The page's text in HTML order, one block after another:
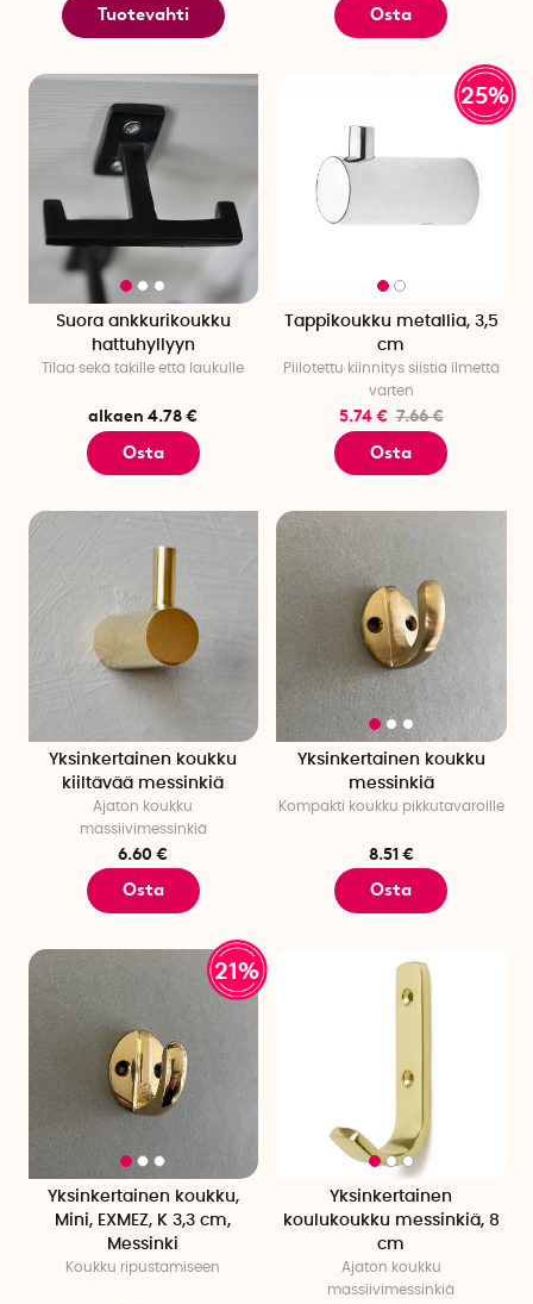
Tuotevahti Osta
Suora ankkurikoukku
hattuhyllyyn
Tilaa sekä takille että laukulle
alkaen 4.78 €
Osta
25%
Tappikoukku metallia, 3,5
cm
Piilotettu kiinnitys siistiä ilmettä
varten
5.74 € 7.66 €
Osta
Yksinkertainen koukku
kiiltävää messinkiä
Ajaton koukku
massiivimessinkiä
6.60 €
Osta
Yksinkertainen koukku
messinkiä
Kompakti koukku pikkutavaroille
8.51 €
Osta
21%
Yksinkertainen koukku,
Mini, EXMEZ, K 3,3 cm,
Messinki
Koukku ripustamiseen
Yksinkertainen
koulukoukku messinkiä, 8
cm
Ajaton koukku
massiivimessinkiä